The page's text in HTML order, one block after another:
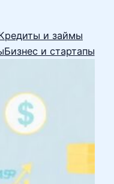
и займы
Бизнес и стартапы